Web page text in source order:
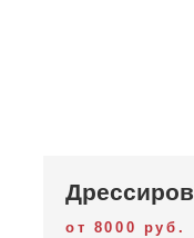
от 8000 руб.